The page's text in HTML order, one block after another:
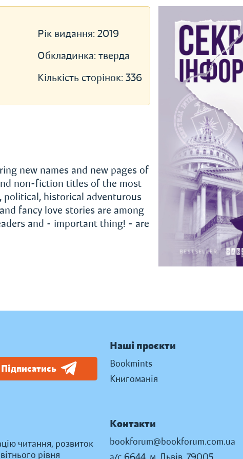
Рік видання: 2019
Обкладинка: тверда
Кількість сторінок: 336
new names and new pages of
non-fiction titles of the most
historical adventurous
fancy love stories are among
and - important thing! - are
Підписатись
читання, розвиток
рівня
Наші проєкти
Bookmints
Книгоманія
Контакти
bookforum@bookforum.com.ua